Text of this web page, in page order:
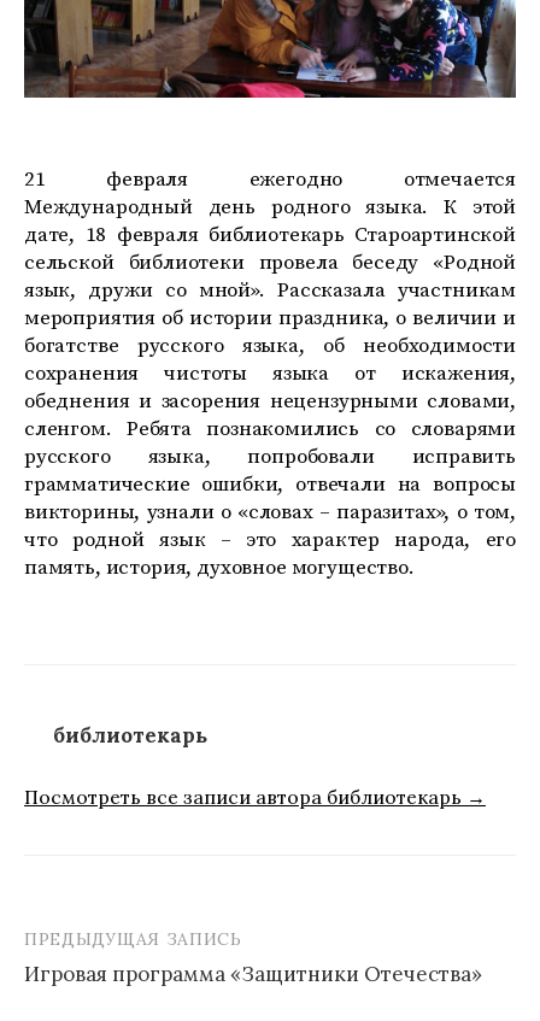
21 февраля ежегодно отмечается
Международный день родного языка. К этой
дате, 18 февраля библиотекарь Староартинской
сельской библиотеки провела беседу «Родной
язык, дружи со мной». Рассказала участникам
мероприятия об истории праздника, о величии и
богатстве русского языка, об необходимости
сохранения чистоты языка от искажения,
обеднения и засорения нецензурными словами,
сленгом. Ребята познакомились со словарями
русского языка, попробовали исправить
грамматические ошибки, отвечали на вопросы
викторины, узнали о «словах – паразитах», о том,
что родной язык – это характер народа, его
память, история, духовное могущество.
библиотекарь
Посмотреть все записи автора библиотекарь →
Навигация
по
ПРЕДЫДУЩАЯ ЗАПИСЬ
Игровая программа «Защитники Отечества»